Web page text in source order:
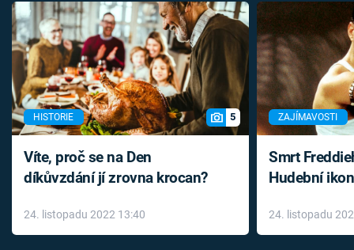
HISTORIE 5
Víte, proč se na Den
díkůvzdání jí zrovna krocan?
24. listopadu 2022 13:40
ZAJÍMAVOSTI
Smrt
Hudební
léky
24. listopadu